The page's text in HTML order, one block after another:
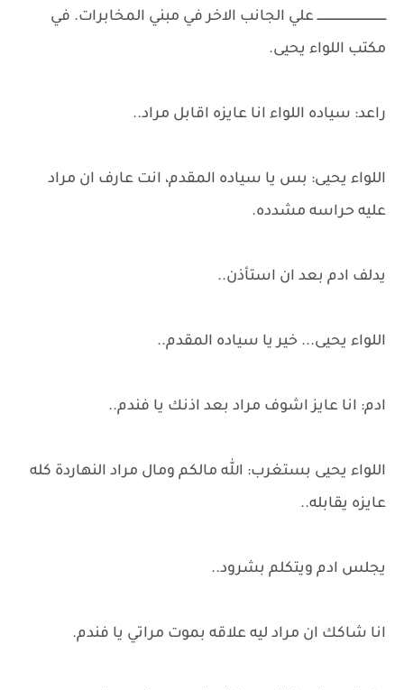
ــــــــــــــــــــــــــــــــــــــ علي الجانب الاخر في مبني المخابرات. في
مكتب اللواء يحيى.
راعد: سياده اللواء انا عايزه اقابل مراد..
اللواء يحيى: بس يا سياده المقدم، انت عارف ان مراد
عليه حراسه مشدده.
يدلف ادم بعد ان استأذن..
اللواء يحيى... خير يا سياده المقدم..
ادم: انا عايز اشوف مراد بعد اذنك يا فندم..
اللواء يحيى بستغرب: الله مالكم ومال مراد النهاردة كله
عايزه يقابله..
يجلس ادم ويتكلم بشرود..
انا شاكك ان مراد ليه علاقه بموت مراتي يا فندم.